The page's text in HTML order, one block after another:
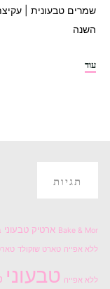
שמרים טבעונית |
השנה
עוד"עוגת
תגיות
Bake & Mor ארטיק טבעוני
ללא אפייה טארט שוקולד
ללא אפייה טבעוני